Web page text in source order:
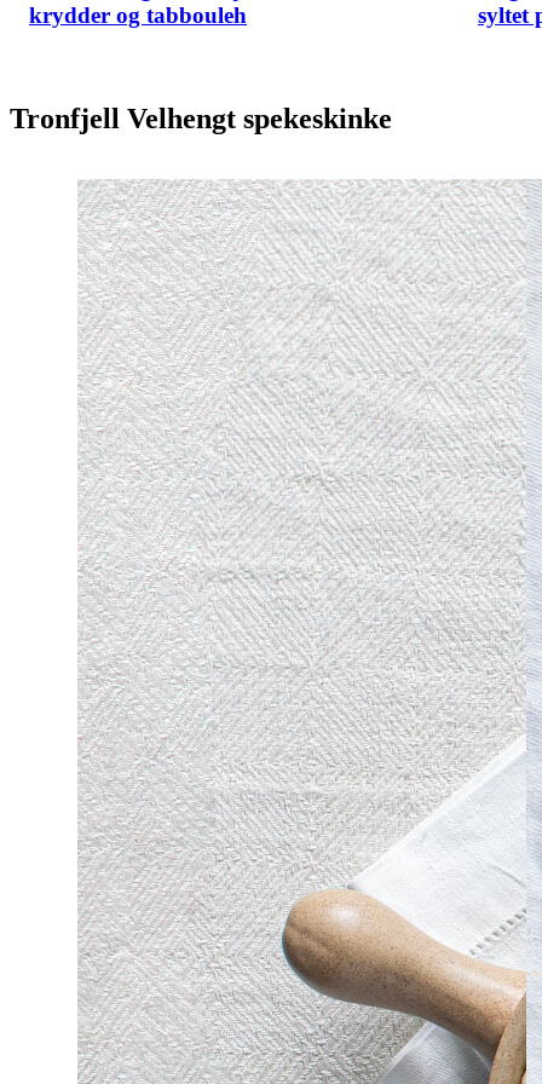
krydder og tabbouleh
syltet
Tronfjell Velhengt spekeskinke